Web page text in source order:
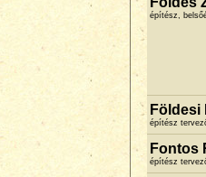
építész,
Földesi
építész
Fontos
építész